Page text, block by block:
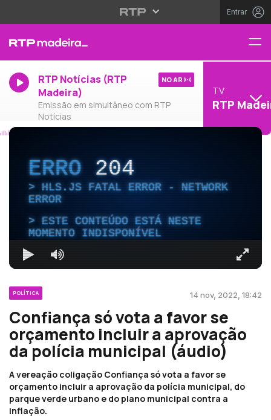
Entrar
RTP Notícias (RTP
Madeira)
Emissão em simultâneo com RTP
Notícias
NO AR
TV
RTP
ERRO204
HLS.JS FATAL ERROR - NETWORK
ERROR
ESTE CONTEÚDO ESTÁ NESTE
MOMENTO INDISPONÍVEL
POLÍTICA 14 nov, 2022, 18:42
Confiança só vota a favor se
orçamento incluir a aprovação
da polícia municipal (áudio)
A vereação coligação Confiança só vota a favor se
orçamento incluir a aprovação da polícia municipal, do
parque verde urbano e do plano municipal contra a
inflação.